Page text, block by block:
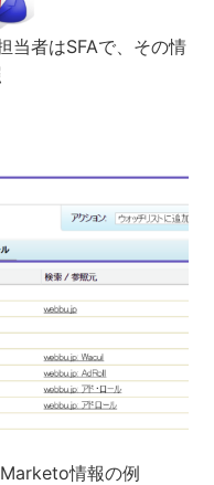
当者はSFAで、その情
情報の例